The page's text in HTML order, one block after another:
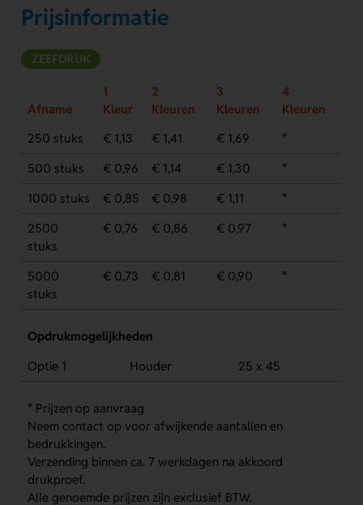
Prijsinformatie
ZEEFDRUK
Afname
1
Kleur
2
Kleuren
3
Kleuren
4
Kleuren
250 stuks
€ 1,13 € 1,41 € 1,69
*
500 stuks
€ 0,96 € 1,14 € 1,30
*
1000 stuks
€ 0,85 € 0,98 € 1,11
*
2500
stuks
€ 0,76 € 0,86 € 0,97 *
5000
stuks
€ 0,73 € 0,81 € 0,90 *
Opdrukmogelijkheden
Optie 1
Houder 25 x 45
* Prijzen op aanvraag
Neem contact op voor afwijkende aantallen en
bedrukkingen.
Verzending binnen ca. 7 werkdagen na akkoord
drukproef.
Alle genoemde prijzen zijn exclusief BTW.